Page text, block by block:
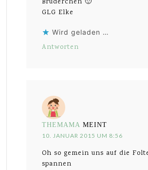
Brüderchen 🙂
GLG Elke
Wird geladen …
Antworten
THEMAMA MEINT
10. JANUAR 2015 UM 8:56
Oh so gemein uns auf die
spannen